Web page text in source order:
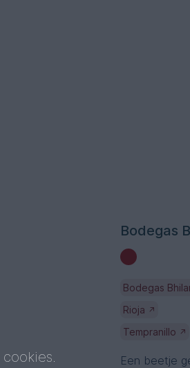
Bodegas
Bodegas
Rioja ↗
Tempranillo ↗
Een beetje